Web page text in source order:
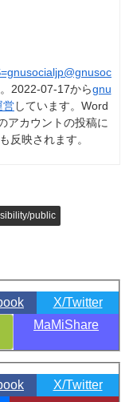
。2022-07-17からgnu
営しています。Word
アカウントの投稿に
反映されます。
public
X/Twitter
MaMiShare
X/Twitter